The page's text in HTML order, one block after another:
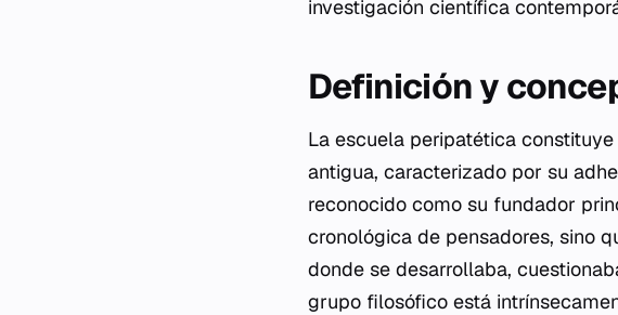
investigación científica
Definición y
La escuela peripatética
antigua, caracterizado por su
reconocido como su fundador
cronológica de pensadores, sino
donde se desarrollaba,
grupo filosófico está